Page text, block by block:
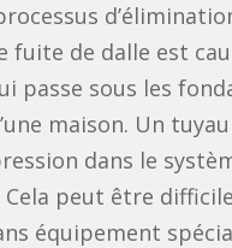
fuite de dalle est
passe sous les
maison. Un
dans le
peut être
équipement